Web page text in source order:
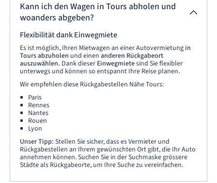
Kann ich den Wagen in Tours abholen und
woanders abgeben?
Flexibilität dank Einwegmiete
Es ist möglich, Ihren Mietwagen an einer Autovermietung in
Tours abzuholen und einen anderen Rückgabeort
auszuwählen. Dank dieser Einwegmietesind Sie flexibler
unterwegs und können so entspannt Ihre Reise planen.
Wir empfehlen diese Rückgabestellen Nähe Tours:
Paris
Rennes
Nantes
Rouen
Lyon
Unser Tipp: Stellen Sie sicher, dass es Vermieter und
Rückgabestellen an Ihrem gewünschten Ort gibt, die Ihr Auto
annehmen können. Suchen Sie in der Suchmaske grössere
Städte als Rückgabeorte, um Ihre Suche zu vereinfachen.